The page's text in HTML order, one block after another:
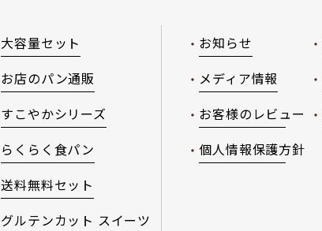
大容量セット
お店のパン通販
すこやかシリーズ
らくらく食パン
送料無料セット
グルテンカット スイーツ
お知らせ
メディア情報
お客様のレビュー
個人情報保護方針